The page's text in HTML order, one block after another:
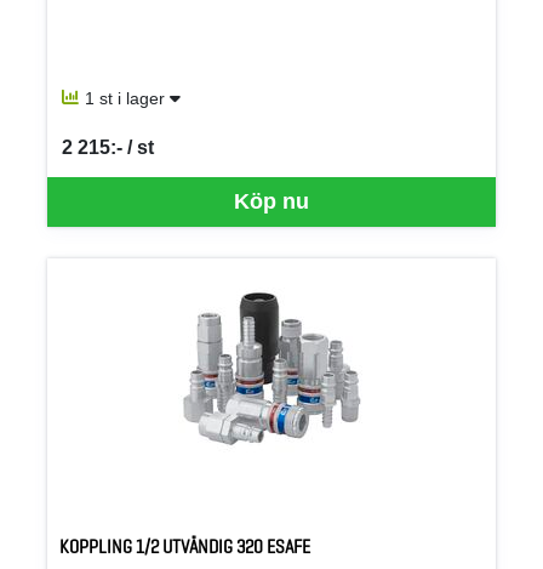
1 st i lager
Köp nu
2 215:- / st
SEK per ST
KOPPLING 1/2 UTVÄNDIG 320 ESAFE